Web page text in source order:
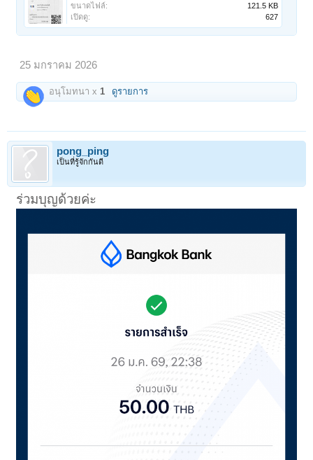
ขนาดไฟล์:
121.5 KB
เปิดดู:
627
25 มกราคม 2026
อนุโมทนา x 1 ดูรายการ
pong_ping
เป็นที่รู้จักกันดี
ร่วมบุญด้วยค่ะ